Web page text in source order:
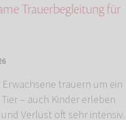
Trauerbegleitung für
trauern um ein
– auch Kinder erleben
Verlust oft sehr intensiv.